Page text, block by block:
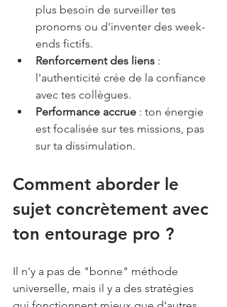
plus besoin de surveiller tes
pronoms ou d'inventer des week-
ends fictifs.
Renforcement des liens :
l'authenticité crée de la confiance
avec tes collègues.
Performance accrue : ton énergie
est focalisée sur tes missions, pas
sur ta dissimulation.
Comment aborder le
sujet concrètement avec
ton entourage pro ?
Il n'y a pas de "bonne" méthode
universelle, mais il y a des stratégies